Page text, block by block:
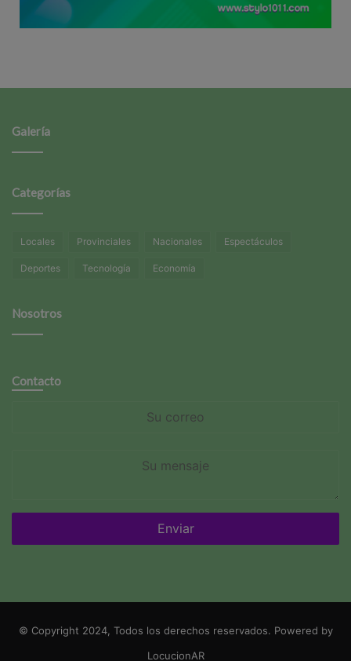
Galería
Categorías
Locales Provinciales Nacionales Espectáculos
Deportes Tecnología Economía
Nosotros
Contacto
© Copyright 2024, Todos los derechos reservados. Powered by
LocucionAR